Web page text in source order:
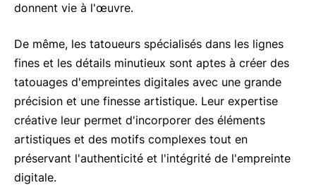
donnent vie à l'œuvre.
De même, les tatoueurs spécialisés dans les lignes
fines et les détails minutieux sont aptes à créer des
tatouages d'empreintes digitales avec une grande
précision et une finesse artistique. Leur expertise
créative leur permet d'incorporer des éléments
artistiques et des motifs complexes tout en
préservant l'authenticité et l'intégrité de l'empreinte
digitale.